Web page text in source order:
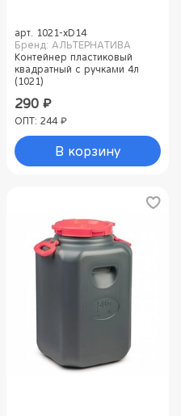
арт.
1021-xD14
Бренд: АЛЬТЕРНАТИВА
Контейнер пластиковый
квадратный с ручками 4л
(1021)
290 ₽
ОПТ: 244 ₽
В корзину